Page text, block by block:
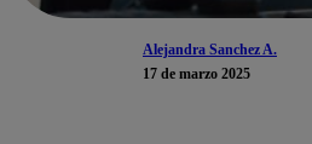
Alejandra Sanchez A.
17 de marzo 2025